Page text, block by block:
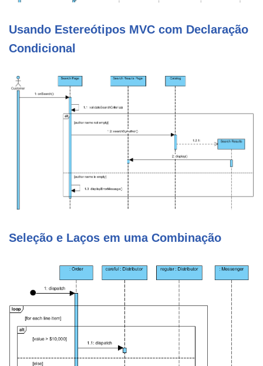
Usando Estereótipos MVC com Declaração
Condicional
Seleção e Laços em uma Combinação